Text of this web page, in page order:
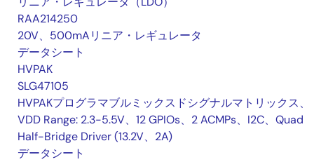
RAA214250
20V、500mAリニア・レギュレータ
データシート
HVPAK
SLG47105
HVPAKプログラマブルミックスドシグナルマトリックス、
VDD Range: 2.3-5.5V、12 GPIOs、2 ACMPs、I2C、Quad
Half-Bridge Driver (13.2V、2A)
データシート